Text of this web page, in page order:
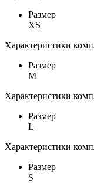
Размер
XS
Характеристики
Размер
M
Характеристики
Размер
L
Характеристики
Размер
S